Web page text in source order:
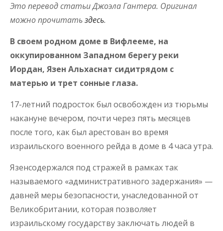
Это перевод статьи Джоэла Гантера. Оригинал
можно прочитатьздесь.
В своем родном доме в Вифлееме, на
оккупированном Западном берегу реки
Иордан, Язен Альхаснат сидитрядом с
матерью и трет сонные глаза.
17-летний подросток был освобожден из тюрьмы
накануне вечером, почти через пять месяцев
после того, как был арестован во время
израильского военного рейда в доме в 4 часа утра.
Язенсодержался под стражей в рамках так
называемого «административного задержания» —
давней меры безопасности, унаследованной от
Великобритании, которая позволяет
израильскому государству заключать людей в